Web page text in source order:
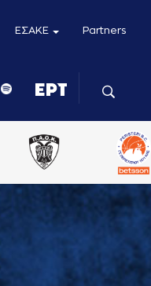
ΕΣΑΚΕ Partners